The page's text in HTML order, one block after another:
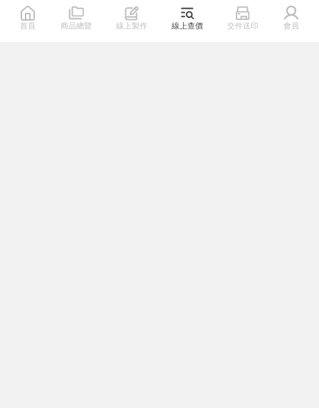
首頁 商品總覽 線上製作 線上查價 交件送印 會員